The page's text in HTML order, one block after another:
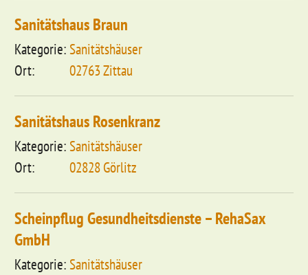
Sanitätshaus Braun
Sanitätshäuser
02763 Zittau
Sanitätshaus Rosenkranz
Sanitätshäuser
02828 Görlitz
Scheinpflug Gesundheitsdienste – RehaSax
GmbH
Sanitätshäuser